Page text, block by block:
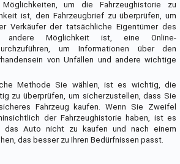
um die Fahrzeughistorie zu
ist, den Fahrzeugbrief zu überprüfen, um
Verkäufer der tatsächliche Eigentümer des
andere Möglichkeit ist, eine Online-
um Informationen über den
von Unfällen und andere wichtige
Methode Sie wählen, ist es wichtig, die
zu überprüfen, um sicherzustellen, dass Sie
Fahrzeug kaufen. Wenn Sie Zweifel
der Fahrzeughistorie haben, ist es
das Auto nicht zu kaufen und nach einem
das besser zu Ihren Bedürfnissen passt.